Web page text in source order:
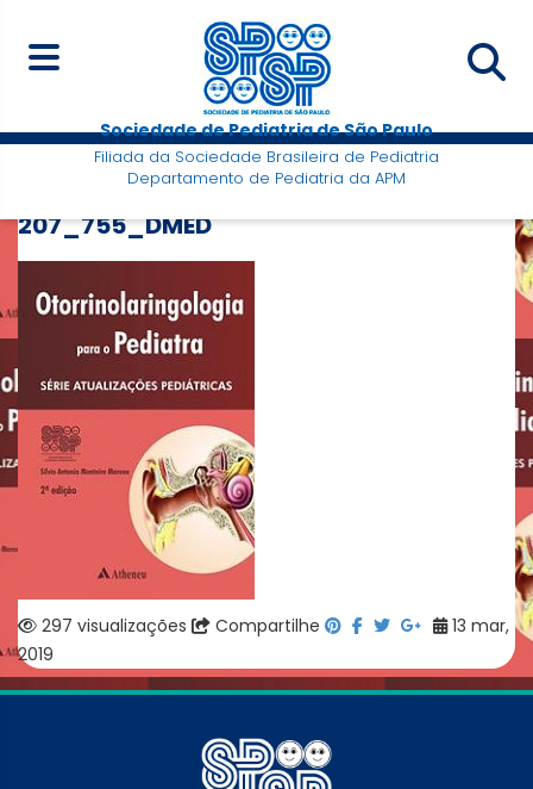
Sociedade de Pediatria de São Paulo
Filiada da Sociedade Brasileira de Pediatria
Departamento de Pediatria da APM
207_755_DMED
297 visualizações Compartilhe
13 mar,
2019